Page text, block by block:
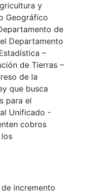
y
Geográfico
de
Departamento
–
de Tierras –
de la
que busca
para el
Unificado -
cobros
incremento